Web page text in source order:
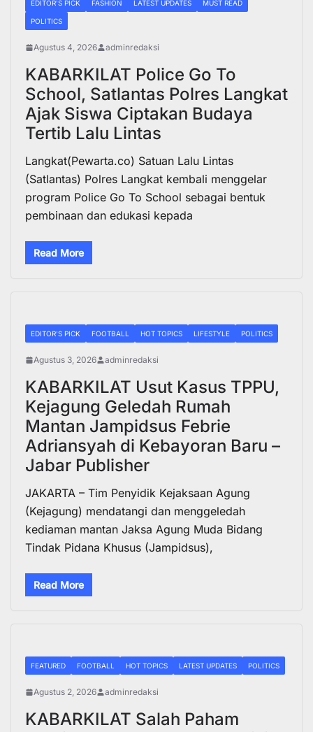
EDITOR'S PICK FASHION LATEST UPDATES MUST READ
POLITICS
Agustus 4, 2026 adminredaksi
KABARKILAT Police Go To
School, Satlantas Polres Langkat
Ajak Siswa Ciptakan Budaya
Tertib Lalu Lintas
Langkat(Pewarta.co) Satuan Lalu Lintas
(Satlantas) Polres Langkat kembali menggelar
program Police Go To School sebagai bentuk
pembinaan dan edukasi kepada
Read More
EDITOR'S PICK FOOTBALL HOT TOPICS LIFESTYLE POLITICS
Agustus 3, 2026 adminredaksi
KABARKILAT Usut Kasus TPPU,
Kejagung Geledah Rumah
Mantan Jampidsus Febrie
Adriansyah di Kebayoran Baru –
Jabar Publisher
JAKARTA – Tim Penyidik Kejaksaan Agung
(Kejagung) mendatangi dan menggeledah
kediaman mantan Jaksa Agung Muda Bidang
Tindak Pidana Khusus (Jampidsus),
Read More
FEATURED FOOTBALL HOT TOPICS LATEST UPDATES POLITICS
Agustus 2, 2026 adminredaksi
KABARKILAT Salah Paham